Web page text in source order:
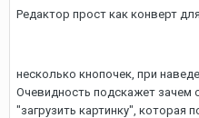
Редактор прост как конверт
несколько кнопочек, при
Очевидность подскажет зачем
"загрузить картинку", которая